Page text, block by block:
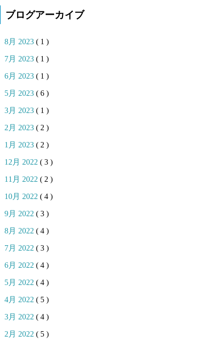
ブログアーカイブ
8月 2023 ( 1 )
7月 2023 ( 1 )
6月 2023 ( 1 )
5月 2023 ( 6 )
3月 2023 ( 1 )
2月 2023 ( 2 )
1月 2023 ( 2 )
12月 2022 ( 3 )
11月 2022 ( 2 )
10月 2022 ( 4 )
9月 2022 ( 3 )
8月 2022 ( 4 )
7月 2022 ( 3 )
6月 2022 ( 4 )
5月 2022 ( 4 )
4月 2022 ( 5 )
3月 2022 ( 4 )
2月 2022 ( 5 )